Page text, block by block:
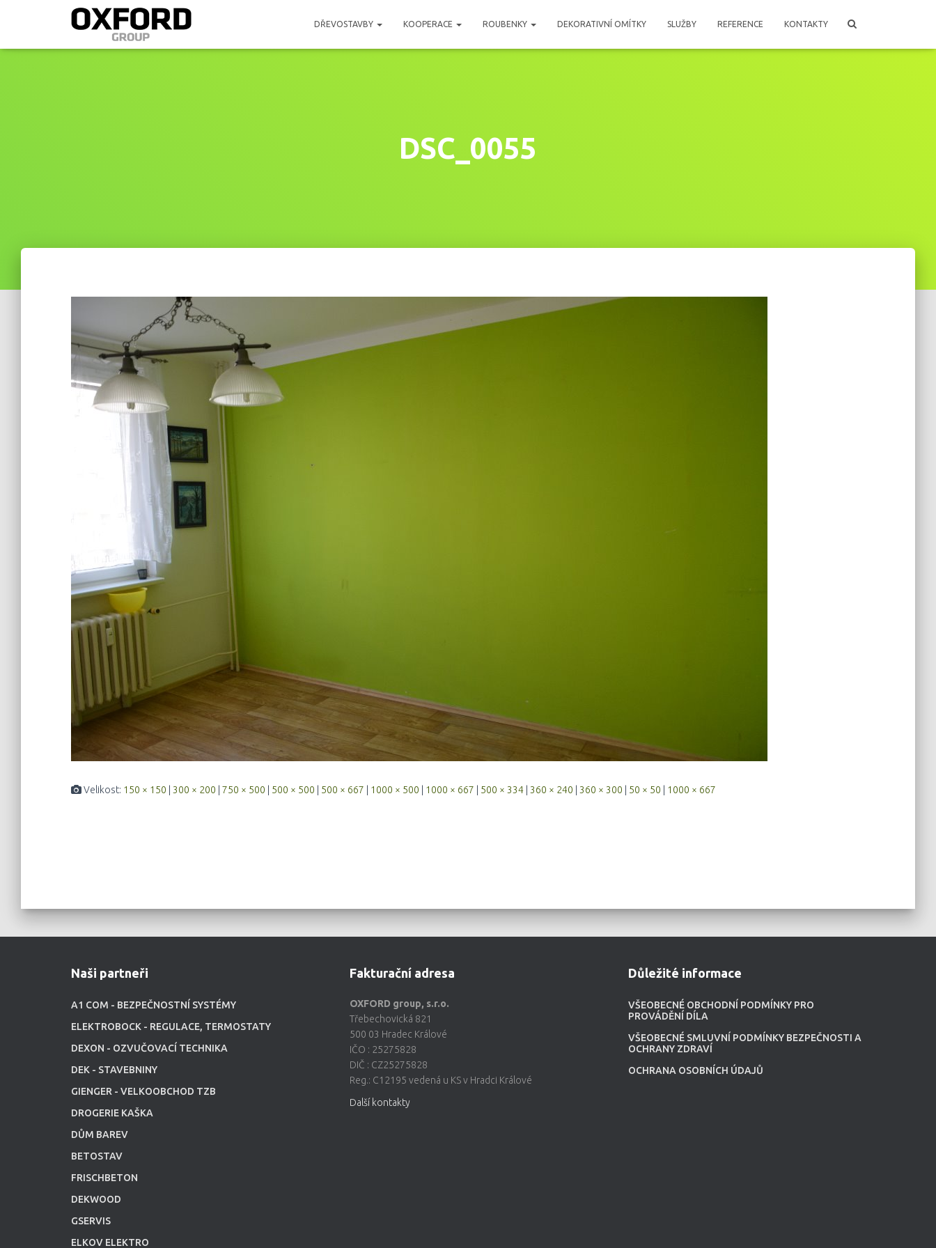
DŘEVOSTAVBY KOOPERACE ROUBENKY DEKORATIVNÍ OMÍTKY SLUŽBY REFERENCE KONTAKTY
DSC_0055
Velikost: 150 × 150 300 × 200 750 × 500 500 × 500 500 × 667 1000 × 500 1000 × 667 500 × 334 360 × 240 360 × 300 50 × 50 1000 × 667
Naši partneři
A1 COM - BEZPEČNOSTNÍ SYSTÉMY
ELEKTROBOCK - REGULACE, TERMOSTATY
DEXON - OZVUČOVACÍ TECHNIKA
DEK - STAVEBNINY
GIENGER - VELKOOBCHOD TZB
DROGERIE KAŠKA
DŮM BAREV
BETOSTAV
FRISCHBETON
DEKWOOD
GSERVIS
ELKOV ELEKTRO
Fakturační adresa
OXFORD group, s.r.o.
Třebechovická 821
500 03 Hradec Králové
IČO : 25275828
DIČ : CZ25275828
Reg.: C12195 vedená u KS v Hradci Králové
Další kontakty
Důležité informace
VŠEOBECNÉ OBCHODNÍ PODMÍNKY PRO
PROVÁDĚNÍ DÍLA
VŠEOBECNÉ SMLUVNÍ PODMÍNKY BEZPEČNOSTI A
OCHRANY ZDRAVÍ
OCHRANA OSOBNÍCH ÚDAJŮ